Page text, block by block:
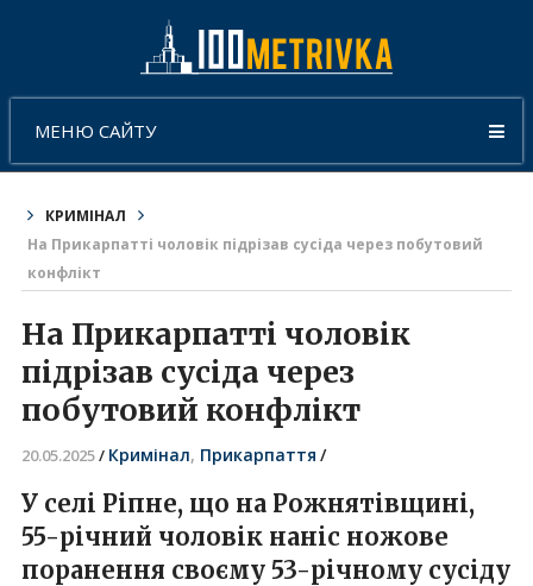
МЕНЮ САЙТУ
КРИМІНАЛ
На Прикарпатті чоловік підрізав сусіда через побутовий
конфлікт
На Прикарпатті чоловік
підрізав сусіда через
побутовий конфлікт
20.05.2025/ Кримінал, Прикарпаття /
У селі Ріпне, що на Рожнятівщині,
55-річний чоловік наніс ножове
поранення своєму 53-річному сусіду